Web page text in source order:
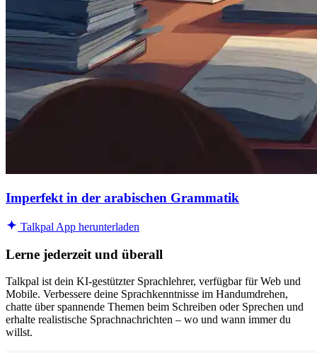
Imperfekt in der arabischen Grammatik
Talkpal App herunterladen
Lerne jederzeit und überall
Talkpal ist dein KI-gestützter Sprachlehrer, verfügbar für Web und
Mobile. Verbessere deine Sprachkenntnisse im Handumdrehen,
chatte über spannende Themen beim Schreiben oder Sprechen und
erhalte realistische Sprachnachrichten – wo und wann immer du
willst.